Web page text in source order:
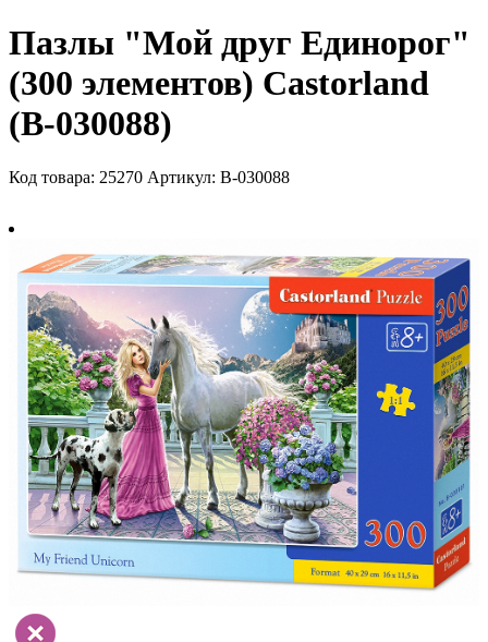
Пазлы "Мой друг Единорог"
(300 элементов) Castorland
(B-030088)
Код товара: 25270 Артикул: B-030088